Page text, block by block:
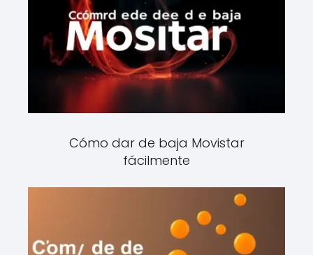
Cómo dar de baja Movistar
fácilmente